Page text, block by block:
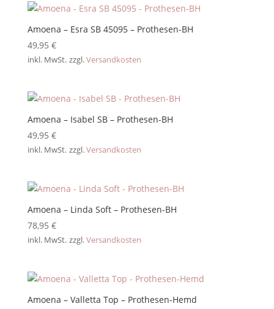
Amoena – Esra SB 45095 – Prothesen-BH
49,95 €
inkl. MwSt. zzgl.Versandkosten
Amoena – Isabel SB – Prothesen-BH
49,95 €
inkl. MwSt. zzgl.Versandkosten
Amoena – Linda Soft – Prothesen-BH
78,95 €
inkl. MwSt. zzgl.Versandkosten
Amoena – Valletta Top – Prothesen-Hemd